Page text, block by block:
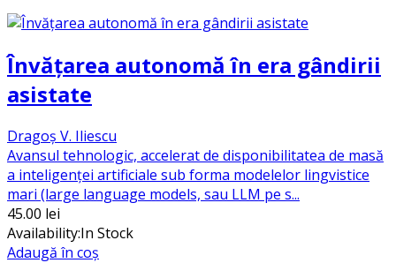
Învățarea autonomă în era gândirii
asistate
Dragoș V. Iliescu
Avansul tehnologic, accelerat de disponibilitatea de masă
a inteligenței artificiale sub forma modelelor lingvistice
mari (large language models, sau LLM pe s...
45.00 lei
Availability:In Stock
Adaugă în coș